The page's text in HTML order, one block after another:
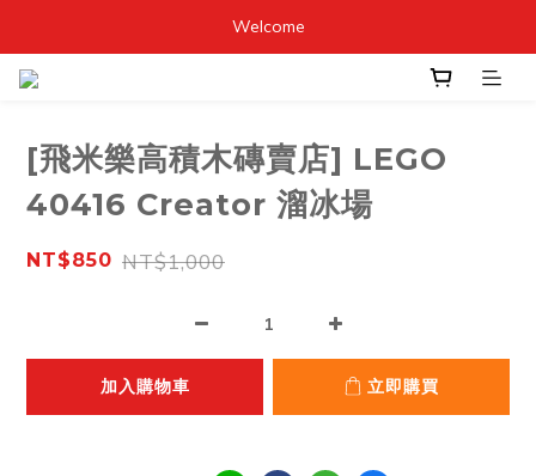
Welcome
[飛米樂高積木磚賣店] LEGO
40416 Creator 溜冰場
NT$850 NT$1,000
加入購物車 立即購買